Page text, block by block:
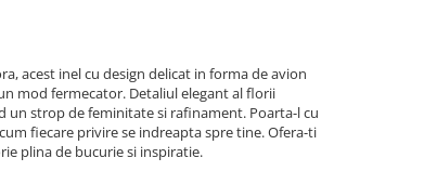
acest inel cu design delicat in forma de avion
mod fermecator. Detaliul elegant al florii
un strop de feminitate si rafinament. Poarta-l cu
fiecare privire se indreapta spre tine. Ofera-ti
plina de bucurie si inspiratie.